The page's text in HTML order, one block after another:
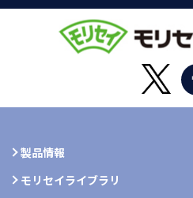
製品情報
モリセイライブラリ